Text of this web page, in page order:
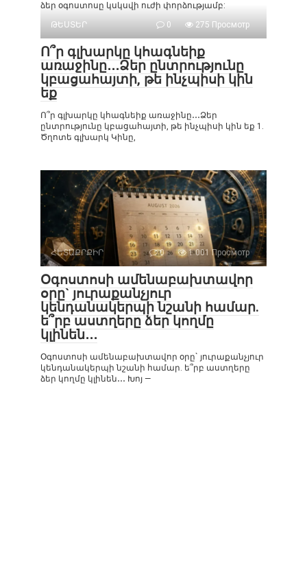
ձեր օգոստոսը կսկսվի ուժի փորձությամբ:
ԹԵՍՏԵՐ
0 275 Просмотр
Ո՞ր գլխարկը կհագնեիք
առաջինը․․․Ձեր ընտրությունը
կբացահայտի, թե ինչպիսի կին
եք
Ո՞ր գլխարկը կհագնեիք առաջինը․․․Ձեր
ընտրությունը կբացահայտի, թե ինչպիսի կին եք 1.
Ծղոտե գլխարկ Կինը,
ՀԵՏԱՔՐՔԻՐ 0 1 001 Просмотр
Օգոստոսի ամենաբախտավոր
օրը` յուրաքանչյուր
կենդանակերպի նշանի համար.
ե՞րբ աստղերը ձեր կողմը
կլինեն․․․
Օգոստոսի ամենաբախտավոր օրը` յուրաքանչյուր
կենդանակերպի նշանի համար. ե՞րբ աստղերը
ձեր կողմը կլինեն․․․ Խոյ —